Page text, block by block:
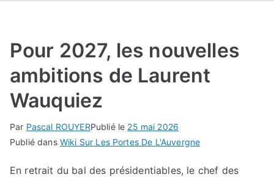
Pour 2027, les nouvelles
ambitions de Laurent
Wauquiez
Par Pascal ROUYERPublié le 25 mai 2026
Publié dans Wiki Sur Les Portes De L'Auvergne
En retrait du bal des présidentiables, le chef des